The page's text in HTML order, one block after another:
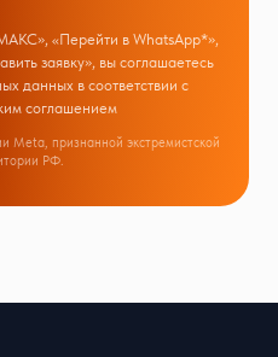
«Перейти в WhatsApp*»,
заявку», вы соглашаетесь
данных в соответствии с
соглашением
Meta, признанной экстремистской
РФ.